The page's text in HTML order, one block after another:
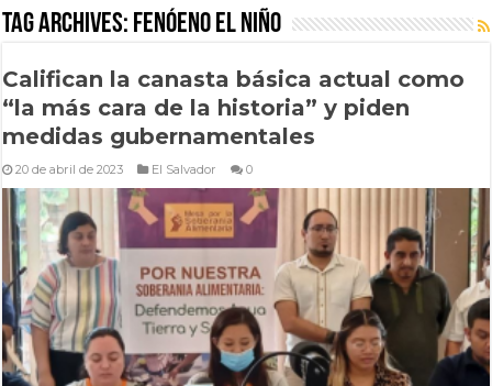
Tag Archives: Fenóeno El Niño
Califican la canasta básica actual como
“la más cara de la historia” y piden
medidas gubernamentales
20 de abril de 2023 El Salvador 0